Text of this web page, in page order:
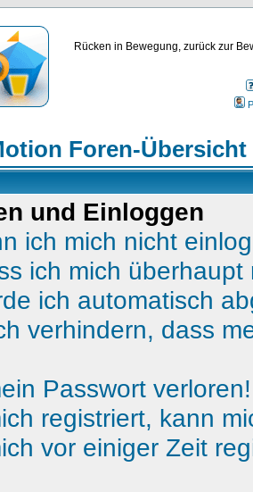
Rücken in Bewegung, zurück zur
Foren-Übersicht
und Einloggen
ich mich nicht
ich mich überhaupt
ich automatisch
verhindern, dass
Passwort verloren!
registriert, kann
vor einiger Zeit